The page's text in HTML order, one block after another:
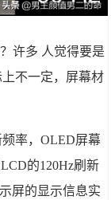
许多 人觉得要是
不一定，屏幕材
率，OLED屏幕
的120Hz刷新
屏的显示信息实